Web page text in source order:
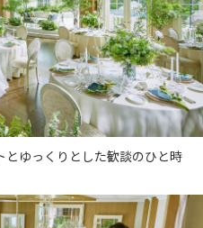
ゆっくりとした歓談のひと時